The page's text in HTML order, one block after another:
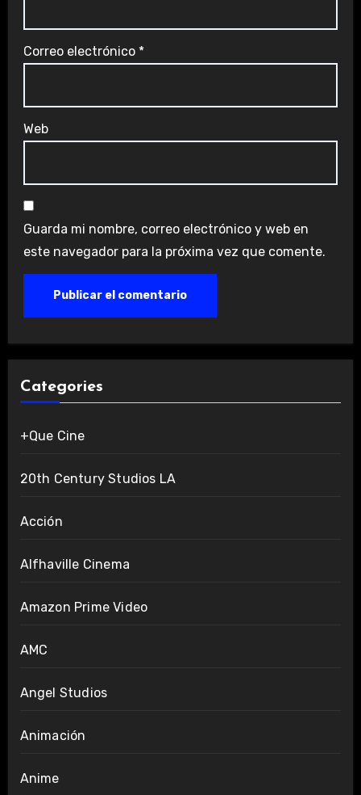
Correo electrónico *
Web
Guarda mi nombre, correo electrónico y web en
este navegador para la próxima vez que comente.
Categories
+Que Cine
20th Century Studios LA
Acción
Alfhaville Cinema
Amazon Prime Video
AMC
Angel Studios
Animación
Anime